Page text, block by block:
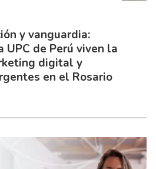
y vanguardia:
de Perú viven la
digital y
en el Rosario